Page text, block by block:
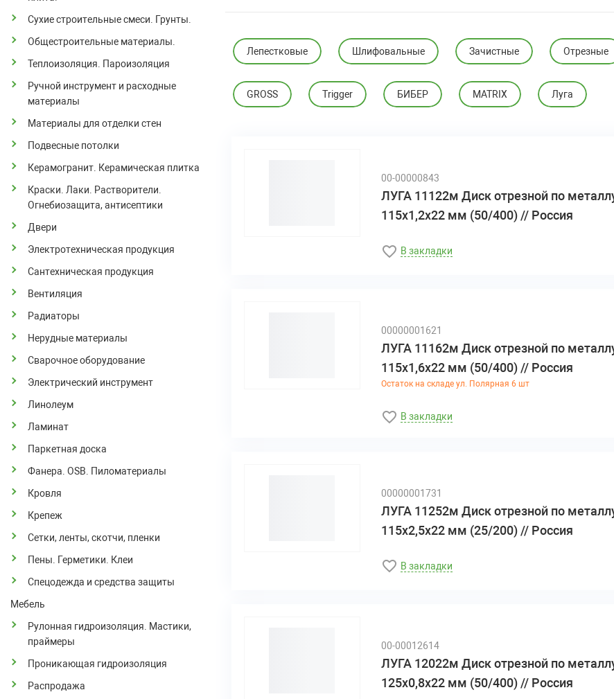
Сухие строительные смеси. Грунты.
Общестроительные материалы.
Теплоизоляция. Пароизоляция
Ручной инструмент и расходные
материалы
Материалы для отделки стен
Подвесные потолки
Керамогранит. Керамическая плитка
Краски. Лаки. Растворители.
Огнебиозащита, антисептики
Двери
Электротехническая продукция
Сантехническая продукция
Вентиляция
Радиаторы
Нерудные материалы
Сварочное оборудование
Электрический инструмент
Линолеум
Ламинат
Паркетная доска
Фанера. OSB. Пиломатериалы
Кровля
Крепеж
Сетки, ленты, скотчи, пленки
Пены. Герметики. Клеи
Спецодежда и средства защиты
Мебель
Рулонная гидроизоляция. Мастики,
праймеры
Проникающая гидроизоляция
Распродажа
Лепестковые Шлифовальные Зачистные Отрезные
GROSS Trigger БИБЕР MATRIX Луга
00-00000843
ЛУГА 11122м Диск отрезной по
115х1,2х22 мм (50/400) // Россия
В закладки
00000001621
ЛУГА 11162м Диск отрезной по
115х1,6х22 мм (50/400) // Россия
Остаток на складе ул. Полярная 6 шт
В закладки
00000001731
ЛУГА 11252м Диск отрезной по
115х2,5х22 мм (25/200) // Россия
В закладки
00-00012614
ЛУГА 12022м Диск отрезной по
125х0,8х22 мм (50/400) // Россия